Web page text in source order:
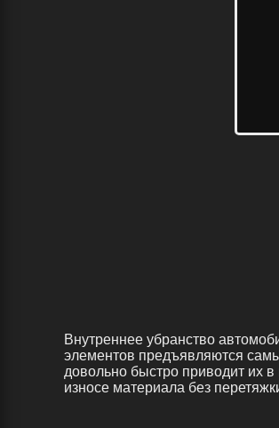
Внутреннее убранство
элементов предъявляются
довольно быстро приводит их
износе материала без